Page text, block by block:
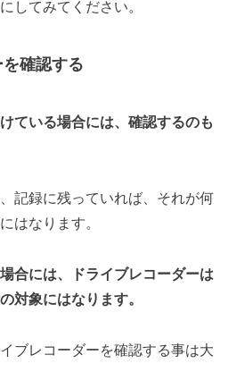
してみてください。
を確認する
ている場合には、確認するのも
記録に残っていれば、それが何
はなります。
合には、ドライブレコーダーは
対象にはなります。
ブレコーダーを確認する事は大